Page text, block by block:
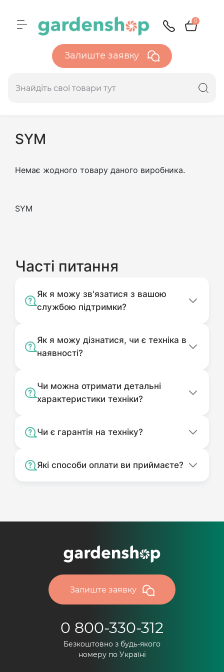
0
Залиште заявку
SYM
Немає жодного товару даного виробника.
SYM
Часті питання
Як я можу зв'язатися з вашою
службою підтримки?
Як я можу дізнатися, чи є техніка в
наявності?
Чи можна отримати детальні
характеристики техніки?
Чи є гарантія на техніку?
Які способи оплати ви приймаєте?
Залиште заявку
0 800-330-312
Безкоштовно з будь-якого
номеру по Україні